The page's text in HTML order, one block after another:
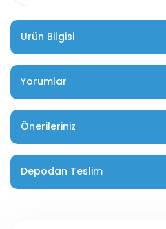
Ürün Bilgisi
Yorumlar
Önerileriniz
Depodan Teslim